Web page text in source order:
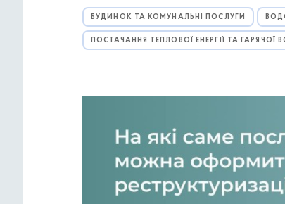
БУДИНОК ТА КОМУНАЛЬНІ ПОСЛУГИ
ПОСТАЧАННЯ ТЕПЛОВОЇ ЕНЕРГІЇ ТА ГАРЯЧОЇ